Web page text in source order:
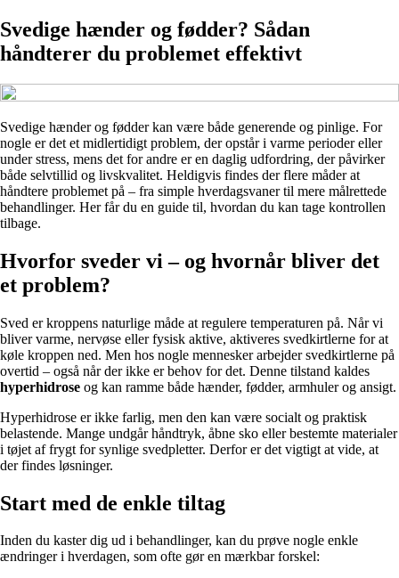
Svedige hænder og fødder? Sådan
håndterer du problemet effektivt
Svedige hænder og fødder kan være både generende og pinlige. For
nogle er det et midlertidigt problem, der opstår i varme perioder eller
under stress, mens det for andre er en daglig udfordring, der påvirker
både selvtillid og livskvalitet. Heldigvis findes der flere måder at
håndtere problemet på – fra simple hverdagsvaner til mere målrettede
behandlinger. Her får du en guide til, hvordan du kan tage kontrollen
tilbage.
Hvorfor sveder vi – og hvornår bliver det
et problem?
Sved er kroppens naturlige måde at regulere temperaturen på. Når vi
bliver varme, nervøse eller fysisk aktive, aktiveres svedkirtlerne for at
køle kroppen ned. Men hos nogle mennesker arbejder svedkirtlerne på
overtid – også når der ikke er behov for det. Denne tilstand kaldes
hyperhidrose og kan ramme både hænder, fødder, armhuler og ansigt.
Hyperhidrose er ikke farlig, men den kan være socialt og praktisk
belastende. Mange undgår håndtryk, åbne sko eller bestemte materialer
i tøjet af frygt for synlige svedpletter. Derfor er det vigtigt at vide, at
der findes løsninger.
Start med de enkle tiltag
Inden du kaster dig ud i behandlinger, kan du prøve nogle enkle
ændringer i hverdagen, som ofte gør en mærkbar forskel: